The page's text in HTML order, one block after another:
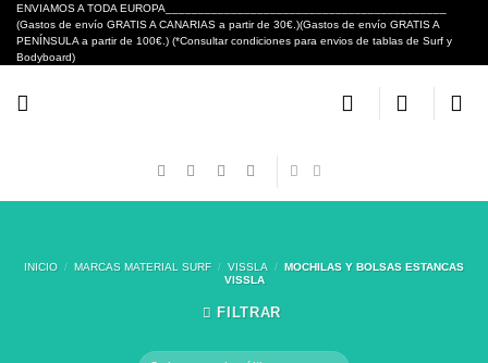
Skip
content
ENVIAMOS A TODA EUROPA___________________________________________
(Gastos de envío GRATIS A CANARIAS a partir de 30€.)(Gastos de envío GRATIS A
PENÍNSULA a partir de 100€.) (*Consultar condiciones para envios de tablas de Surf y
Bodyboard)
INICIO / MARCAS MATERIAL SURF / VISSLA / MOCHILAS Y BOLSAS ESTANCAS
VISSLA
FILTRAR